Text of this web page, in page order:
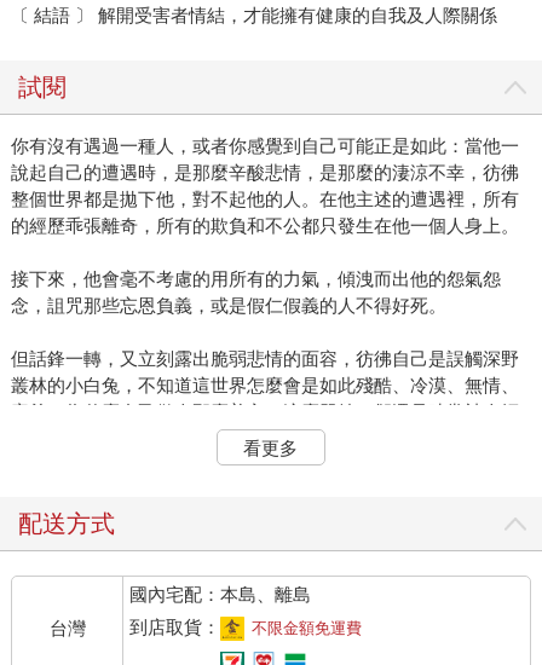
〔 結語 〕 解開受害者情結，才能擁有健康的自我及人際關係
試閱
你有沒有遇過一種人，或者你感覺到自己可能正是如此：當他一
說起自己的遭遇時，是那麼辛酸悲情，是那麼的淒涼不幸，彷彿
整個世界都是拋下他，對不起他的人。在他主述的遭遇裡，所有
的經歷乖張離奇，所有的欺負和不公都只發生在他一個人身上。
接下來，他會毫不考慮的用所有的力氣，傾洩而出他的怨氣怨
念，詛咒那些忘恩負義，或是假仁假義的人不得好死。
但話鋒一轉，又立刻露出脆弱悲情的面容，彷彿自己是誤觸深野
叢林的小白兔，不知道這世界怎麼會是如此殘酷、冷漠、無情、
寡義？為什麼自己做人那麼善良、這麼單純，卻還是時常被人輕
視、惡意對待、冷言冷語，以及被忽視，從不被當一回事？
的訴說自己如何的在人生過程裡遭受別人的傷害、打壓及欺負。
你可能一時間無法察覺，他的前後文和他的情緒狀態有何奇怪，
甚至會被他所說的遭遇吸引，覺得他真的是可憐中人，不由得泛
起同情和悲憫，但慢慢的，漸漸的，或是一次一次的，你會發現
他的述說內容，並未隨著他的傾吐和宣洩有任何改變；甚至，他
看更多
配送方式
台灣
國內宅配：本島、離島
到店取貨：
不限金額免運費